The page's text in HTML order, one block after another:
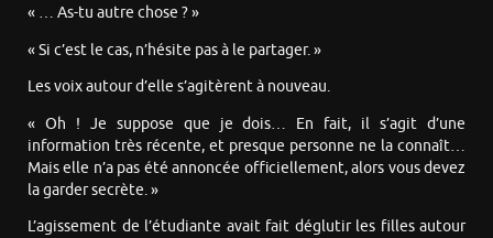
« … As-tu autre chose ? »
« Si c’est le cas, n’hésite pas à le partager. »
Les voix autour d’elle s’agitèrent à nouveau.
« Oh ! Je suppose que je dois… En fait, il s’agit d’une
information très récente, et presque personne ne la connaît…
Mais elle n’a pas été annoncée officiellement, alors vous devez
la garder secrète. »
L’agissement de l’étudiante avait fait déglutir les filles autour